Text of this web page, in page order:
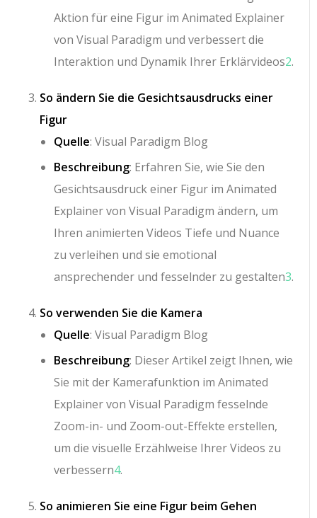
Aktion für eine Figur im Animated Explainer
von Visual Paradigm und verbessert die
Interaktion und Dynamik Ihrer Erklärvideos2.
So ändern Sie die Gesichtsausdrucks einer
Figur
Quelle: Visual Paradigm Blog
Beschreibung: Erfahren Sie, wie Sie den
Gesichtsausdruck einer Figur im Animated
Explainer von Visual Paradigm ändern, um
Ihren animierten Videos Tiefe und Nuance
zu verleihen und sie emotional
ansprechender und fesselnder zu gestalten3.
So verwenden Sie die Kamera
Quelle: Visual Paradigm Blog
Beschreibung: Dieser Artikel zeigt Ihnen, wie
Sie mit der Kamerafunktion im Animated
Explainer von Visual Paradigm fesselnde
Zoom-in- und Zoom-out-Effekte erstellen,
um die visuelle Erzählweise Ihrer Videos zu
verbessern4.
So animieren Sie eine Figur beim Gehen